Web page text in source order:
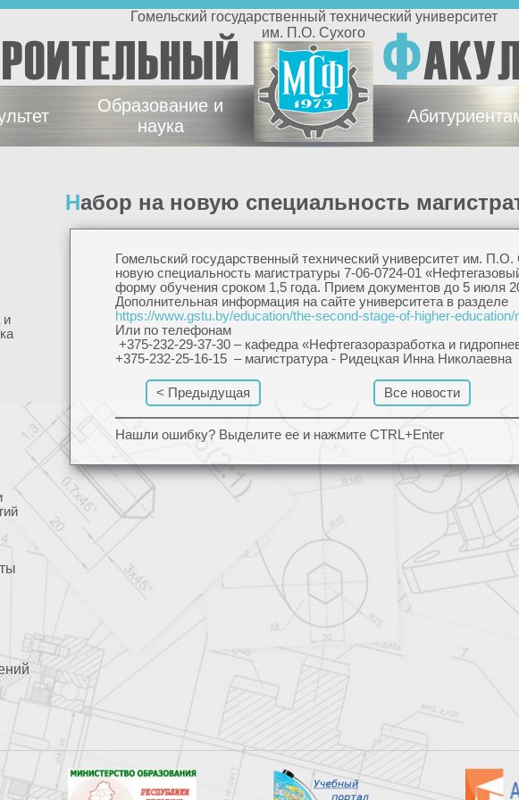
Гомельский государственный технический университет
им. П.О. Сухого
Ф
Образование и
наука
Набор на новую специальность
Гомельский государственный технический университет им.
новую специальность магистратуры 7-06-0724-01
форму обучения сроком 1,5 года. Прием документов до 5 июля
Дополнительная информация на сайте университета в разделе
https://www.gstu.by/education/the-second-stage-of-higher-
Или по телефонам
+375-232-29-37-30 – кафедра «Нефтегазоразработка и
+375-232-25-16-15 – магистратура - Ридецкая Инна Николаевна
< Предыдущая Все новости
Нашли ошибку? Выделите ее и нажмите CTRL+Enter
и